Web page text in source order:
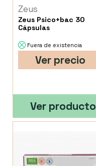
Zeus
Zeus Psico+bac 30
Cápsulas
Fuera de existencia
Ver precio
Ver producto